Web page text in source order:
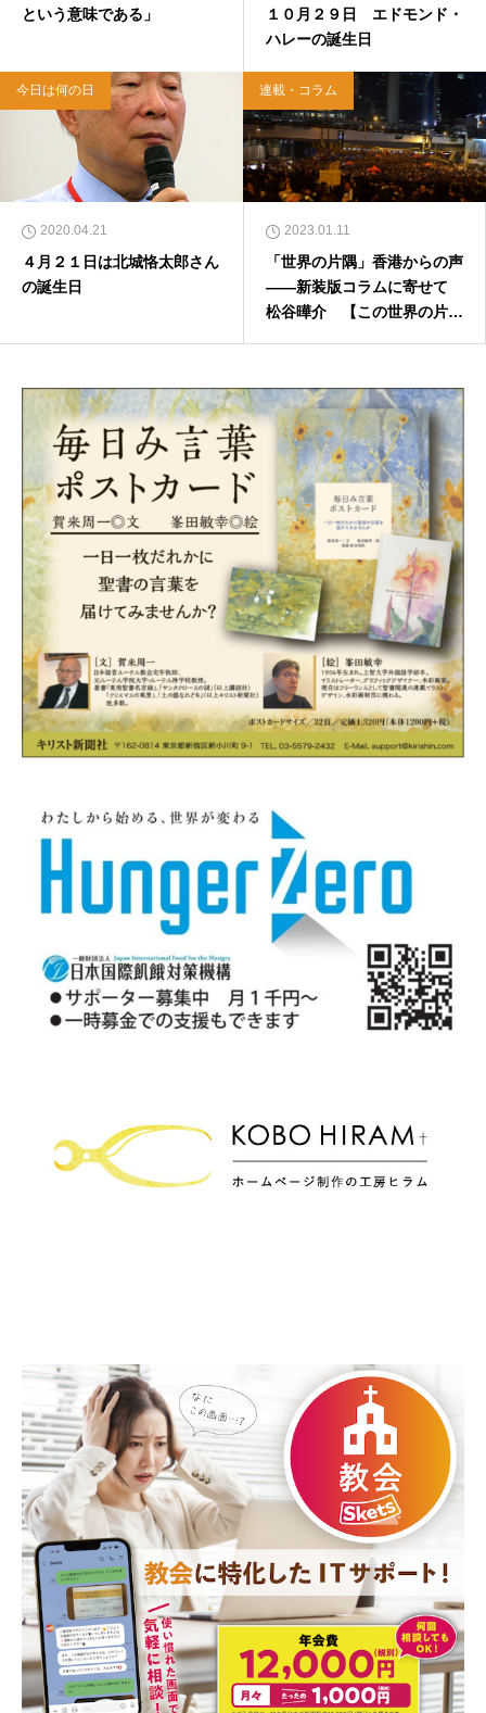
という意味である」
１０月２９日 エドモンド・
ハレーの誕生日
今日は何の日
2020.04.21
４月２１日は北城恪太郎さん
の誕生日
連載・コラム
2023.01.11
「世界の片隅」香港からの声
――新装版コラムに寄せて
松谷曄介 【この世界の片隅